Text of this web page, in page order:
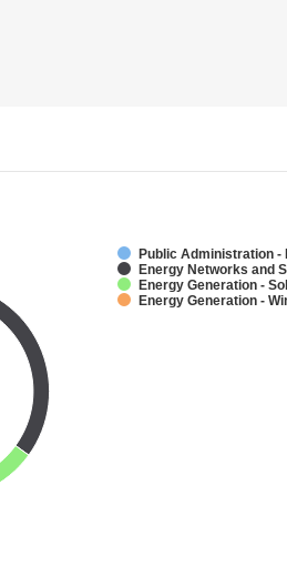
Public Administration -
Energy Networks and
Energy Generation -
Energy Generation -